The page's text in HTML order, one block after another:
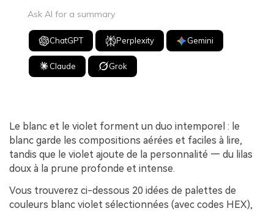
Ask AI for a summary
ChatGPT Perplexity Gemini
Claude Grok
Le blanc et le violet forment un duo intemporel : le
blanc garde les compositions aérées et faciles à lire,
tandis que le violet ajoute de la personnalité — du lilas
doux à la prune profonde et intense.
Vous trouverez ci-dessous 20 idées de palettes de
couleurs blanc violet sélectionnées (avec codes HEX),